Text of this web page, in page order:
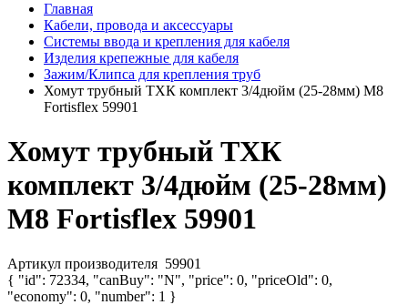
Главная
Кабели, провода и аксессуары
Системы ввода и крепления для кабеля
Изделия крепежные для кабеля
Зажим/Клипса для крепления труб
Хомут трубный ТХК комплект 3/4дюйм (25-28мм) M8
Fortisflex 59901
Хомут трубный ТХК
комплект 3/4дюйм (25-28мм)
M8 Fortisflex 59901
Артикул производителя 59901
{ "id": 72334, "canBuy": "N", "price": 0, "priceOld": 0,
"economy": 0, "number": 1 }